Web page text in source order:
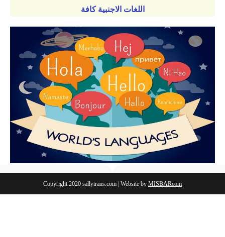
اللغات الاجنبية كافة
Copyright 2020 sallytrans.com | Website by MISBARcom